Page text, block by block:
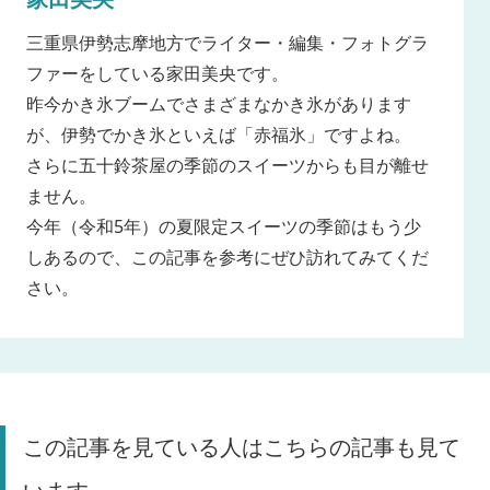
三重県伊勢志摩地方でライター・編集・フォトグラ
ファーをしている家田美央です。
昨今かき氷ブームでさまざまなかき氷があります
が、伊勢でかき氷といえば「赤福氷」ですよね。
さらに五十鈴茶屋の季節のスイーツからも目が離せ
ません。
今年（令和5年）の夏限定スイーツの季節はもう少
しあるので、この記事を参考にぜひ訪れてみてくだ
さい。
この記事を見ている人はこちらの記事も見て